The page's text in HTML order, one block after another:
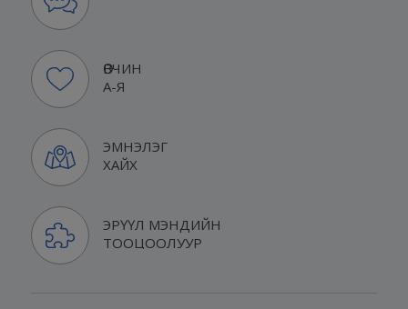
ӨВЧИН
А-Я
ЭМНЭЛЭГ
ХАЙХ
ЭРҮҮЛ МЭНДИЙН
ТООЦООЛУУР